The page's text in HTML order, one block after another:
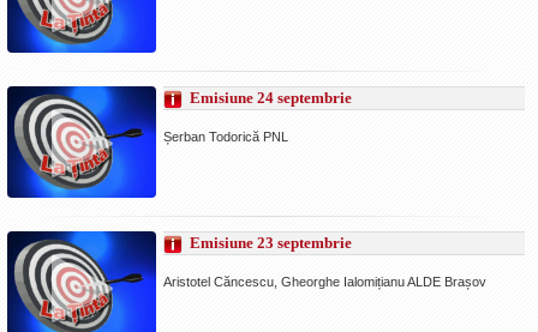
Emisiune 24 septembrie
Șerban Todorică PNL
Emisiune 23 septembrie
Aristotel Căncescu, Gheorghe Ialomițianu ALDE Brașov